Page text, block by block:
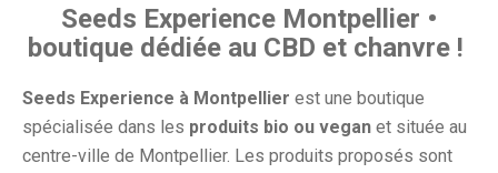
Seeds Experience Montpellier •
boutique dédiée au CBD et chanvre !
Seeds Experience à Montpellier est une boutique
spécialisée dans les produits bio ou vegan et située au
centre-ville de Montpellier. Les produits proposés sont